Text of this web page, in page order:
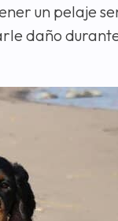
un pelaje
daño